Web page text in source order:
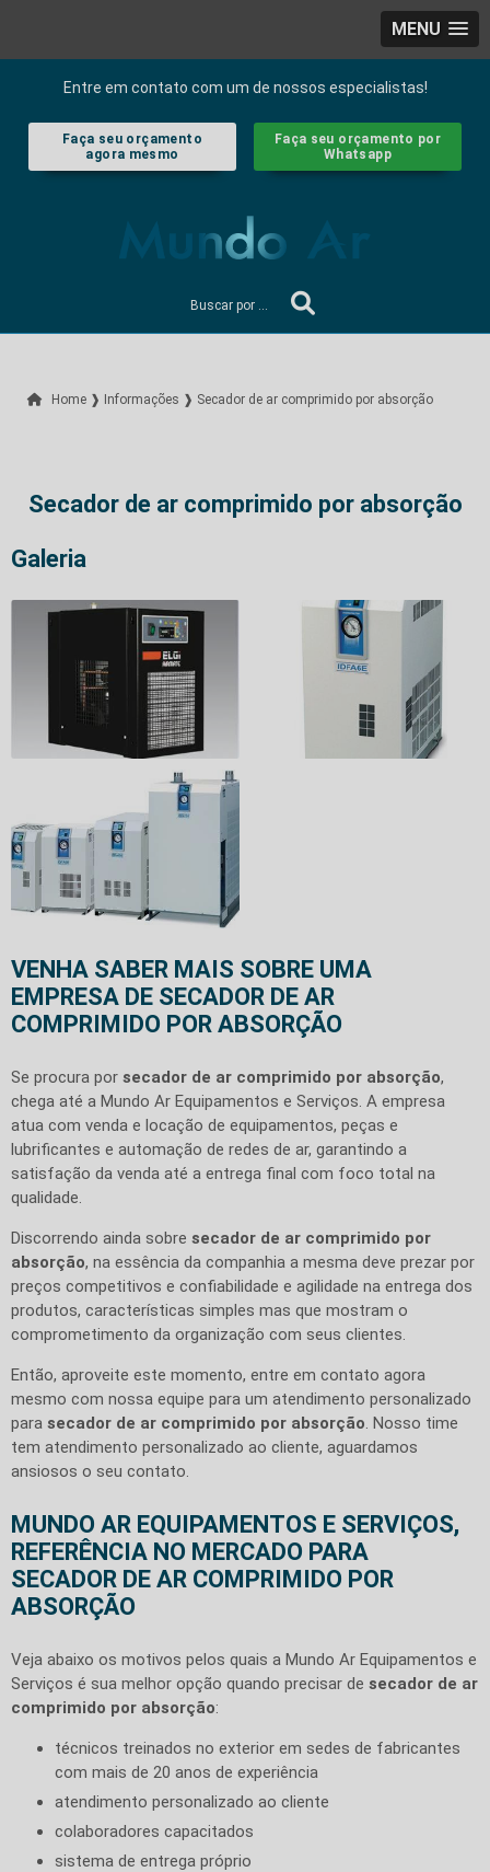
MENU
Entre em contato com um de nossos especialistas!
Faça seu orçamento
agora mesmo
Faça seu orçamento por
Whatsapp
Home ❱ Informações ❱ Secador de ar comprimido por absorção
Secador de ar comprimido por absorção
Galeria
VENHA SABER MAIS SOBRE UMA
EMPRESA DE SECADOR DE AR
COMPRIMIDO POR ABSORÇÃO
Se procura por secador de ar comprimido por absorção,
chega até a Mundo Ar Equipamentos e Serviços. A empresa
atua com venda e locação de equipamentos, peças e
lubrificantes e automação de redes de ar, garantindo a
satisfação da venda até a entrega final com foco total na
qualidade.
Discorrendo ainda sobre secador de ar comprimido por
absorção, na essência da companhia a mesma deve prezar por
preços competitivos e confiabilidade e agilidade na entrega dos
produtos, características simples mas que mostram o
comprometimento da organização com seus clientes.
Então, aproveite este momento, entre em contato agora
mesmo com nossa equipe para um atendimento personalizado
para secador de ar comprimido por absorção. Nosso time
tem atendimento personalizado ao cliente, aguardamos
ansiosos o seu contato.
MUNDO AR EQUIPAMENTOS E SERVIÇOS,
REFERÊNCIA NO MERCADO PARA
SECADOR DE AR COMPRIMIDO POR
ABSORÇÃO
Veja abaixo os motivos pelos quais a Mundo Ar Equipamentos e
Serviços é sua melhor opção quando precisar de secador de ar
comprimido por absorção:
técnicos treinados no exterior em sedes de fabricantes
com mais de 20 anos de experiência
atendimento personalizado ao cliente
colaboradores capacitados
sistema de entrega próprio